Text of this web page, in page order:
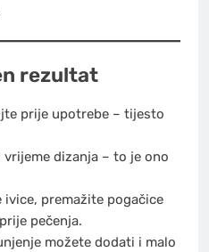
rezultat
prije upotrebe – tijesto
dizanja – to je ono
premažite pogačice
pečenja.
možete dodati i malo